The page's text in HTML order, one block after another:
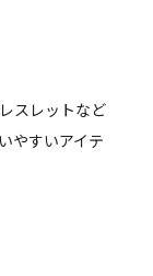
スレットなど
やすいアイテ